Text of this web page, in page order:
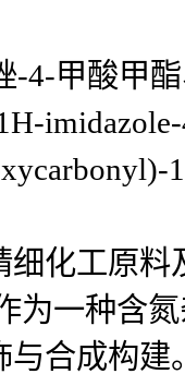
-4-甲酸甲
化工原
为一种含
与合成构建